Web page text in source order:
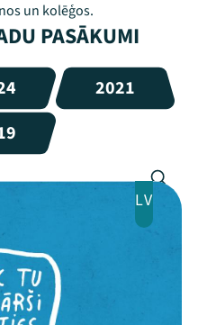
un kolēģos.
PASĀKUMI
2021
LV